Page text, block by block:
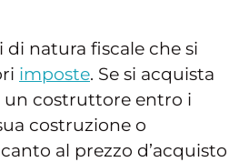
natura fiscale che si
imposte. Se si acquista
un costruttore entro i
costruzione o
al prezzo d’acquisto